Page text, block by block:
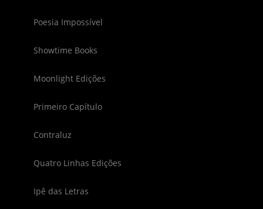
Poesia Impossível
Showtime Books
Moonlight Edições
Primeiro Capítulo
Contraluz
Quatro Linhas Edições
Ipê das Letras